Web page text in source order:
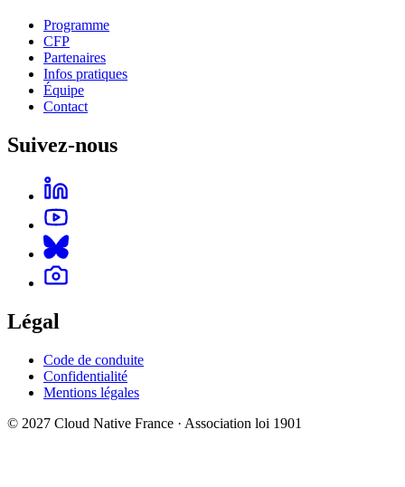
Programme
CFP
Partenaires
Infos pratiques
Équipe
Contact
Suivez-nous
Légal
Code de conduite
Confidentialité
Mentions légales
© 2027 Cloud Native France · Association loi 1901